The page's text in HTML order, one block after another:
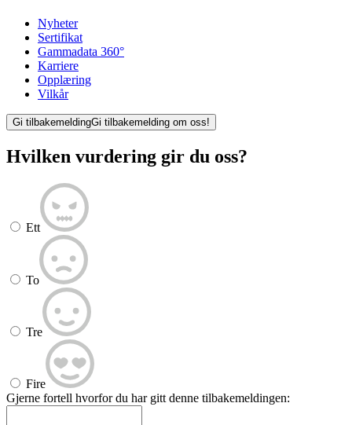
Nyheter
Sertifikat
Gammadata 360°
Karriere
Opplæring
Vilkår
Gi tilbakemeldingGi tilbakemelding om oss!
Hvilken vurdering gir du oss?
Ett
To
Tre
Fire
Gjerne fortell hvorfor du har gitt denne tilbakemeldingen: